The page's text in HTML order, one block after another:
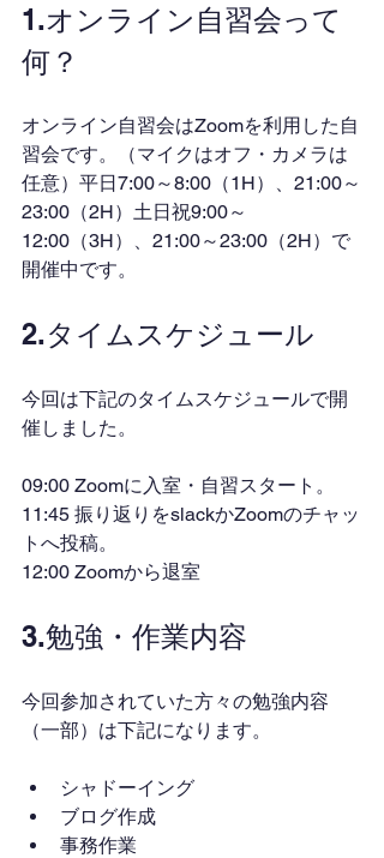
1.オンライン自習会って
何？
オンライン自習会はZoomを利用した自
習会です。（マイクはオフ・カメラは
任意）平日7:00～8:00（1H）、21:00～
23:00（2H）土日祝9:00～
12:00（3H）、21:00～23:00（2H）で
開催中です。
2.タイムスケジュール
今回は下記のタイムスケジュールで開
催しました。
09:00 Zoomに入室・自習スタート。
11:45 振り返りをslackかZoomのチャッ
トへ投稿。
12:00 Zoomから退室
3.勉強・作業内容
今回参加されていた方々の勉強内容
（一部）は下記になります。
シャドーイング
ブログ作成
事務作業